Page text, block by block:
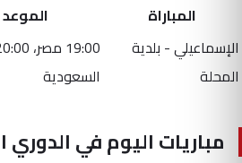
المباراة الموعد
الإسماعيلي - بلدية
المحلة
19:00 مصر،
السعودية
مباريات اليوم في الدوري